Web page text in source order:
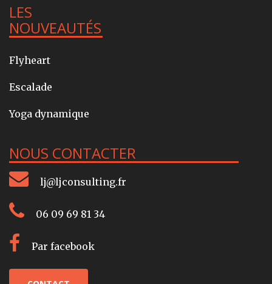
LES
NOUVEAUTÉS
Flyheart
Escalade
Yoga dynamique
NOUS CONTACTER
lj@ljconsulting.fr
06 09 69 81 34
Par facebook